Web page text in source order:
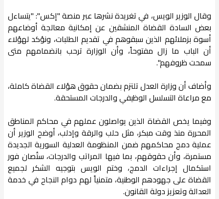
وقال الوزير الويس، في تغريدة نشرها عبر منصة "إكس": "يتساءل
بعض السادة القضاة المنشقين عن إمكانية معالجة أوضاعهم
أسوة بزملائهم الذين سبقوهم في تقديم الطلبات، ونؤكد لهؤلاء
أن الباب ما زال مفتوحاً، وأن الوزارة ترحب بانضمامهم متى
سمحت ظروفهم".
وأضاف أن وزارة العدل تلتزم بضمان حقوق هؤلاء القضاة كاملة،
مع مراعاة التسلسل الوظيفي والدرجات المستحقة.
وفيما يخص القضاة الذين يواصلون عملهم في محاكم المناطق
المحررة منذ وقت مبكر، مثل حلب والرقة وإدلب، أوضح الوزير أن
عملية دمج محاكمهم ضمن المنظومة العدلية السورية الجديدة
مستمرة، وأن حقوقهم، بما فيها المراتب والدرجات، ستُصان فور
استكمال إجراءات الدمج، وختم الويس بتوجيه الشكر لجميع
القضاة على جهودهم الوطنية، متمنياً لهم دوام النجاح في خدمة
العدالة وتعزيز دولة القانون.